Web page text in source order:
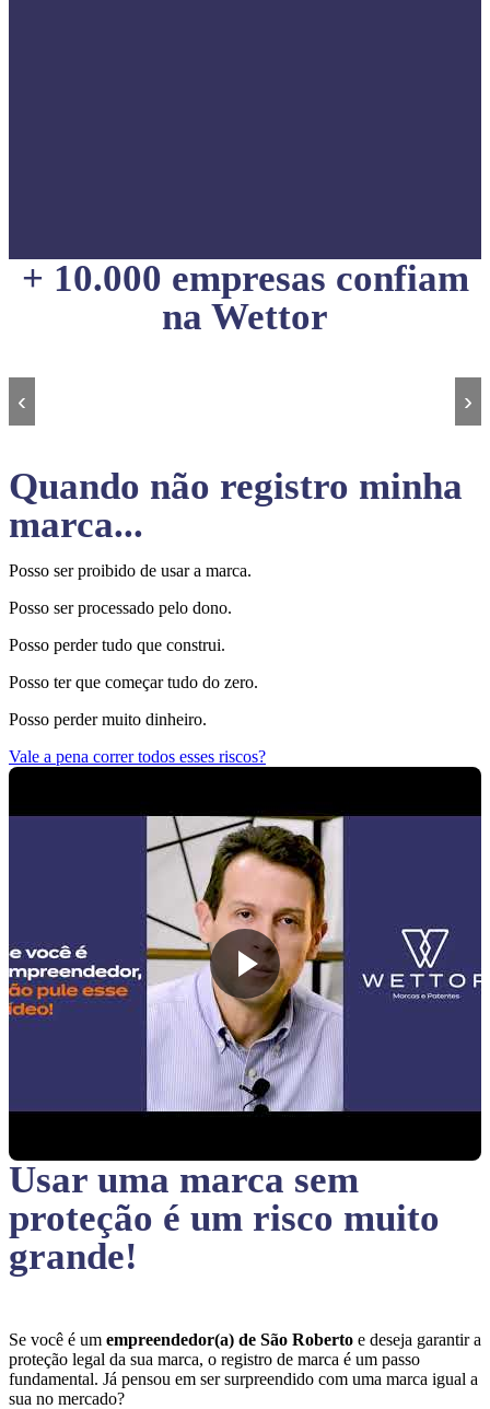
+ 10.000 empresas confiam
na Wettor
‹ ›
Quando não registro minha
marca...
Posso ser proibido de usar a marca.
Posso ser processado pelo dono.
Posso perder tudo que construi.
Posso ter que começar tudo do zero.
Posso perder muito dinheiro.
Vale a pena correr todos esses riscos?
Usar uma marca sem
proteção é um risco muito
grande!
Se você é um empreendedor(a) de São Roberto e deseja garantir a
proteção legal da sua marca, o registro de marca é um passo
fundamental. Já pensou em ser surpreendido com uma marca igual a
sua no mercado?